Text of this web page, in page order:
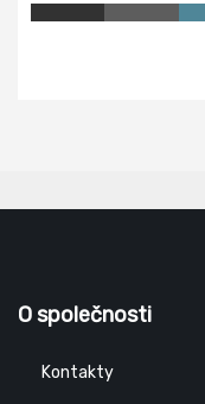
O společnosti
Kontakty